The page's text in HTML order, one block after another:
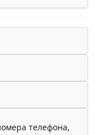
телефона,